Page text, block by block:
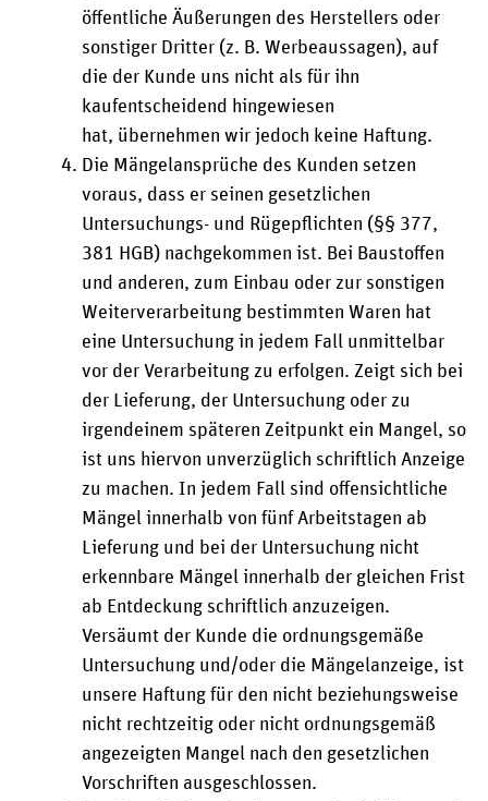
öffentliche Äußerungen des Herstellers oder
sonstiger Dritter (z. B. Werbeaussagen), auf
die der Kunde uns nicht als für ihn
kaufentscheidend hingewiesen
hat, übernehmen wir jedoch keine Haftung.
Die Mängelansprüche des Kunden setzen
voraus, dass er seinen gesetzlichen
Untersuchungs- und Rügepflichten (§§ 377,
381 HGB) nachgekommen ist. Bei Baustoffen
und anderen, zum Einbau oder zur sonstigen
Weiterverarbeitung bestimmten Waren hat
eine Untersuchung in jedem Fall unmittelbar
vor der Verarbeitung zu erfolgen. Zeigt sich bei
der Lieferung, der Untersuchung oder zu
irgendeinem späteren Zeitpunkt ein Mangel, so
ist uns hiervon unverzüglich schriftlich Anzeige
zu machen. In jedem Fall sind offensichtliche
Mängel innerhalb von fünf Arbeitstagen ab
Lieferung und bei der Untersuchung nicht
erkennbare Mängel innerhalb der gleichen Frist
ab Entdeckung schriftlich anzuzeigen.
Versäumt der Kunde die ordnungsgemäße
Untersuchung und/oder die Mängelanzeige, ist
unsere Haftung für den nicht beziehungsweise
nicht rechtzeitig oder nicht ordnungsgemäß
angezeigten Mangel nach den gesetzlichen
Vorschriften ausgeschlossen.